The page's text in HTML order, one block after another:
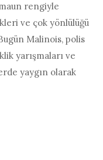
rengiyle
ve çok yönlülüğü
Malinois, polis
yarışmaları ve
yaygın olarak